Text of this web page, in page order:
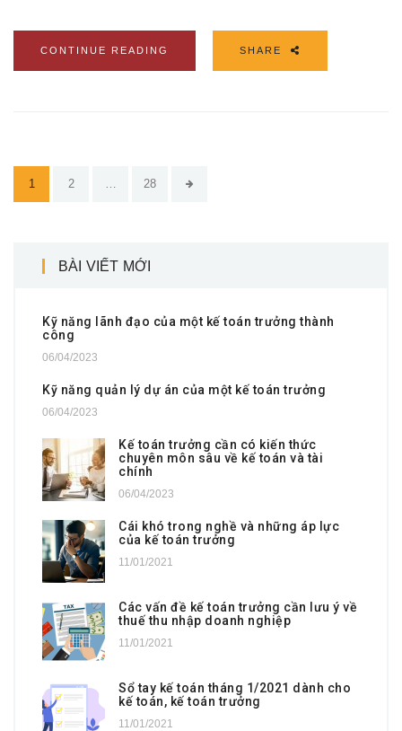
CONTINUE READING SHARE
1 2 28
BÀI VIẾT MỚI
Kỹ năng lãnh đạo của một kế toán trưởng thành
công
06/04/2023
Kỹ năng quản lý dự án của một kế toán trưởng
06/04/2023
Kế toán trưởng cần có kiến thức
chuyên môn sâu về kế toán và tài
chính
06/04/2023
Cái khó trong nghề và những áp lực
của kế toán trưởng
11/01/2021
Các vấn đề kế toán trưởng cần lưu ý về
thuế thu nhập doanh nghiệp
11/01/2021
Sổ tay kế toán tháng 1/2021 dành cho
kế toán, kế toán trưởng
11/01/2021